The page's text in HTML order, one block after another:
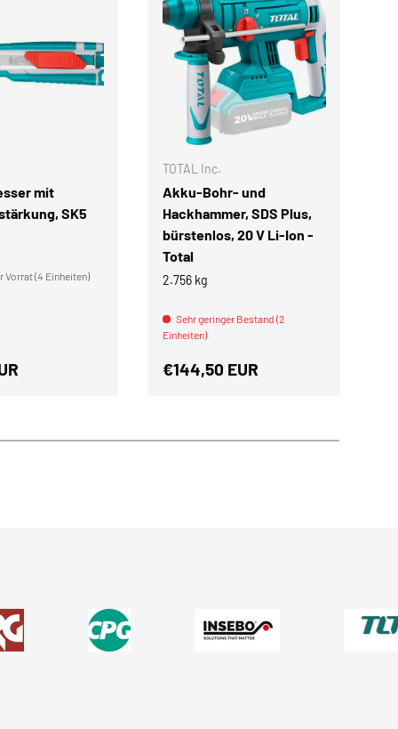
mit
SK5
Vorrat (4 Einheiten)
Preis
TOTAL Inc.
Akku-Bohr- und
Hackhammer, SDS Plus,
bürstenlos, 20 V Li-Ion -
Total
2.756 kg
Sehr geringer Bestand (2
Einheiten)
Normaler Preis
€144,50 EUR
IN DEN